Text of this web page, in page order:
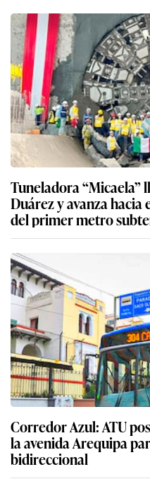
Tuneladora “Micaela”
Duárez y avanza hacia
del primer metro
Corredor Azul: ATU
la avenida Arequipa
bidireccional